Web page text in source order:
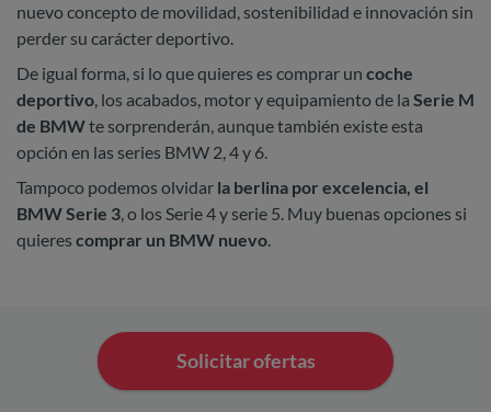
nuevo concepto de movilidad, sostenibilidad e innovación sin
perder su carácter deportivo.
De igual forma, si lo que quieres es comprar un coche
deportivo, los acabados, motor y equipamiento de la Serie M
de BMWte sorprenderán, aunque también existe esta
opción en las series BMW 2, 4 y 6.
Tampoco podemos olvidar la berlina por excelencia, el
BMW Serie 3, o los Serie 4 y serie 5. Muy buenas opciones si
quieres comprar un BMW nuevo.
Solicitar ofertas